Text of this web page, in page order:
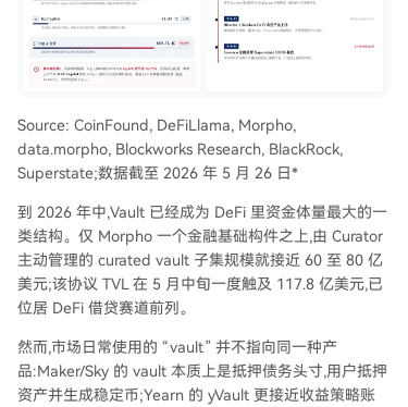
Source: CoinFound, DeFiLlama, Morpho,
data.morpho, Blockworks Research, BlackRock,
Superstate;数据截至 2026 年 5 月 26 日*
到 2026 年中,Vault 已经成为 DeFi 里资金体量最大的一
类结构。仅 Morpho 一个金融基础构件之上,由 Curator
主动管理的 curated vault 子集规模就接近 60 至 80 亿
美元;该协议 TVL 在 5 月中旬一度触及 117.8 亿美元,已
位居 DeFi 借贷赛道前列。
然而,市场日常使用的 “vault” 并不指向同一种产
品:Maker/Sky 的 vault 本质上是抵押债务头寸,用户抵押
资产并生成稳定币;Yearn 的 yVault 更接近收益策略账